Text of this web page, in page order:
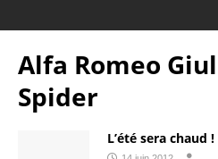
Alfa Romeo
Spider
L’été sera chaud !